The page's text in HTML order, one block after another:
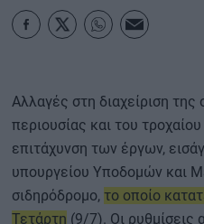
Αλλαγές στη διαχείριση της
περιουσίας και του
επιτάχυνση των έργων,
υπουργείου Υποδομών και
σιδηρόδρομο, το οποίο
Τετάρτη (9/7). Οι ρυθμίσεις